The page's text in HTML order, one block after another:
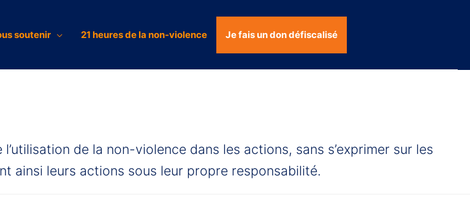
soutenir 21 heures de la non-violence Je fais un don défiscalisé
de la non-violence dans les actions, sans s’exprimer sur les
ainsi leurs actions sous leur propre responsabilité.